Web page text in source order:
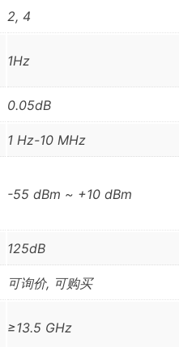
2, 4
1Hz
0.05dB
1 Hz-10 MHz
-55 dBm ~ +10 dBm
125dB
可询价, 可购买
≥13.5 GHz